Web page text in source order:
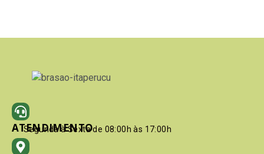
ATENDIMENTO
Segunda à Sexta de 08:00h às 17:00h